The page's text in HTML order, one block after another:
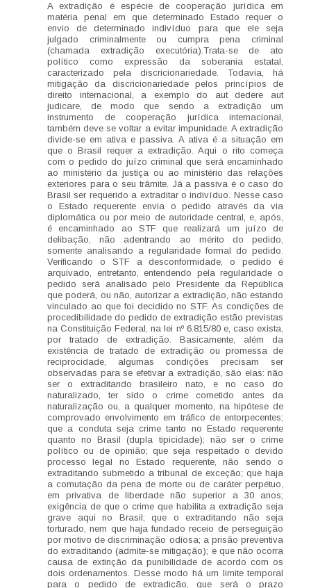
A extradição é espécie de cooperação jurídica em
matéria penal em que determinado Estado requer o
envio de determinado indivíduo para que ele seja
julgado criminalmente ou cumpra pena criminal
(chamada extradição executória).Trata-se de ato
político como expressão da soberania estatal,
caracterizado pela discricionariedade. Todavia, há
mitigação da discricionariedade pelos princípios de
direito internacional, a exemplo do aut dedere aut
judicare, de modo que sendo a extradição um
instrumento de cooperação jurídica internacional,
também deve se voltar a evitar impunidade. A extradição
divide-se em ativa e passiva. A ativa é a situação em
que o Brasil requer a extradição. Aqui o rito começa
com o pedido do juízo criminal que será encaminhado
ao ministério da justiça ou ao ministério das relações
exteriores para o seu trâmite. Já a passiva é o caso do
Brasil ser requerido a extraditar o indivíduo. Nesse caso
o Estado requerente envia o pedido através da via
diplomática ou por meio de autoridade central, e, após,
é encaminhado ao STF que realizará um juízo de
delibação, não adentrando ao mérito do pedido,
somente analisando a regularidade formal do pedido.
Verificando o STF a desconformidade, o pedido é
arquivado, entretanto, entendendo pela regularidade o
pedido será analisado pelo Presidente da República
que poderá, ou não, autorizar a extradição, não estando
vinculado ao que foi decidido no STF. As condições de
procedibilidade do pedido de extradição estão previstas
na Constituição Federal, na lei nº 6.815/80 e, caso exista,
por tratado de extradição. Basicamente, além da
existência de tratado de extradição ou promessa de
reciprocidade, algumas condições precisam ser
observadas para se efetivar a extradição, são elas: não
ser o extraditando brasileiro nato, e no caso do
naturalizado, ter sido o crime cometido antes da
naturalização ou, a qualquer momento, na hipótese de
comprovado envolvimento em tráfico de entorpecentes;
que a conduta seja crime tanto no Estado requerente
quanto no Brasil (dupla tipicidade); não ser o crime
político ou de opinião; que seja respeitado o devido
processo legal no Estado requerente, não sendo o
extraditando submetido a tribunal de exceção; que haja
a comutação da pena de morte ou de caráter perpétuo,
em privativa de liberdade não superior a 30 anos;
exigência de que o crime que habilita a extradição seja
grave aqui no Brasil; que o extraditando não seja
torturado, nem que haja fundado receio de perseguição
por motivo de discriminação odiosa; a prisão preventiva
do extraditando (admite-se mitigação); e que não ocorra
causa de extinção da punibilidade de acordo com os
dois ordenamentos. Desse modo há um limite temporal
para o pedido de extradição, que será o prazo